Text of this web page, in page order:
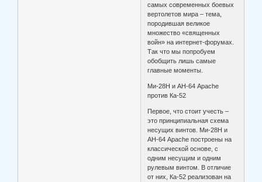
самых современных боевых
вертолетов мира – тема,
породившая великое
множество «священных
войн» на интернет-форумах.
Так что мы попробуем
обобщить лишь самые
главные моменты.
Ми-28Н и АН-64 Apache
против Ка-52
Первое, что стоит учесть –
это принципиальная схема
несущих винтов. Ми-28Н и
АН-64 Apache построены на
классической основе, с
одним несущим и одним
рулевым винтом. В отличие
от них, Ка-52 реализован на